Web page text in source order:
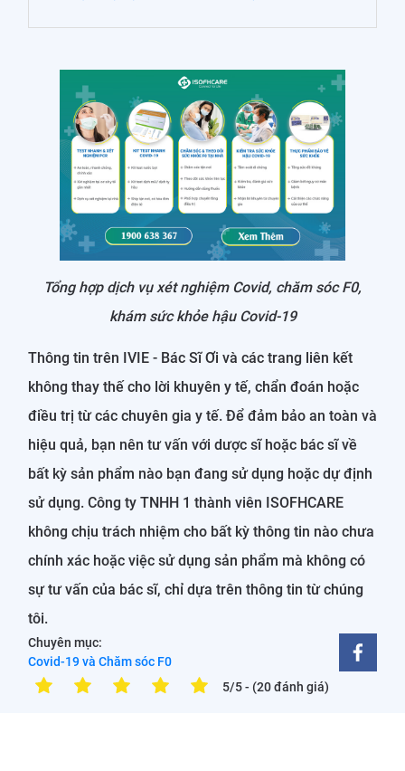
Tổng hợp dịch vụ xét nghiệm Covid, chăm sóc F0,
khám sức khỏe hậu Covid-19
Thông tin trên IVIE - Bác Sĩ Ơi và các trang liên kết
không thay thế cho lời khuyên y tế, chẩn đoán hoặc
điều trị từ các chuyên gia y tế. Để đảm bảo an toàn và
hiệu quả, bạn nên tư vấn với dược sĩ hoặc bác sĩ về
bất kỳ sản phẩm nào bạn đang sử dụng hoặc dự định
sử dụng. Công ty TNHH 1 thành viên ISOFHCARE
không chịu trách nhiệm cho bất kỳ thông tin nào chưa
chính xác hoặc việc sử dụng sản phẩm mà không có
sự tư vấn của bác sĩ, chỉ dựa trên thông tin từ chúng
tôi.
Chuyên mục:
Covid-19 và Chăm sóc F0
5/5- (20 đánh giá)